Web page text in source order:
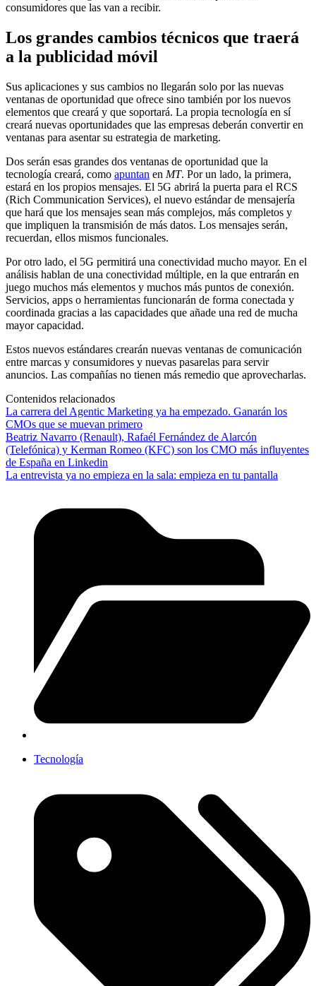
consumidores que las van a recibir.
Los grandes cambios técnicos que traerá
a la publicidad móvil
Sus aplicaciones y sus cambios no llegarán solo por las nuevas
ventanas de oportunidad que ofrece sino también por los nuevos
elementos que creará y que soportará. La propia tecnología en sí
creará nuevas oportunidades que las empresas deberán convertir en
ventanas para asentar su estrategia de marketing.
Dos serán esas grandes dos ventanas de oportunidad que la
tecnología creará, como apuntan en MT. Por un lado, la primera,
estará en los propios mensajes. El 5G abrirá la puerta para el RCS
(Rich Communication Services), el nuevo estándar de mensajería
que hará que los mensajes sean más complejos, más completos y
que impliquen la transmisión de más datos. Los mensajes serán,
recuerdan, ellos mismos funcionales.
Por otro lado, el 5G permitirá una conectividad mucho mayor. En el
análisis hablan de una conectividad múltiple, en la que entrarán en
juego muchos más elementos y muchos más puntos de conexión.
Servicios, apps o herramientas funcionarán de forma conectada y
coordinada gracias a las capacidades que añade una red de mucha
mayor capacidad.
Estos nuevos estándares crearán nuevas ventanas de comunicación
entre marcas y consumidores y nuevas pasarelas para servir
anuncios. Las compañías no tienen más remedio que aprovecharlas.
Contenidos relacionados
La carrera del Agentic Marketing ya ha empezado. Ganarán los
CMOs que se muevan primero
Beatriz Navarro (Renault), Rafaél Fernández de Alarcón
(Telefónica) y Kerman Romeo (KFC) son los CMO más influyentes
de España en Linkedin
La entrevista ya no empieza en la sala: empieza en tu pantalla
Tecnología